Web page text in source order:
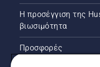
Η προσέγγιση της
βιωσιμότητα
Προσφορές